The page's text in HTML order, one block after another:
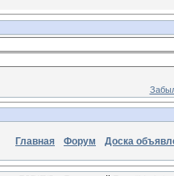
Главная Форум Доска